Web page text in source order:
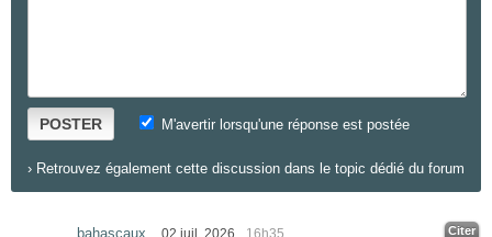
POSTER M'avertir lorsqu'une réponse est postée
› Retrouvez également cette discussion dans le topic dédié du forum
bahascaux 02 juil. 2026 16h35 Citer